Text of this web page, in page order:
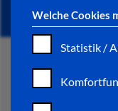
Welche Cookies
Statistik /
START